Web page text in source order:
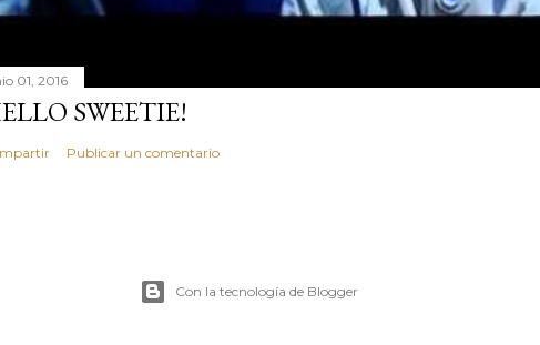
01, 2016
SWEETIE!
Publicar un comentario
Con la tecnología de Blogger